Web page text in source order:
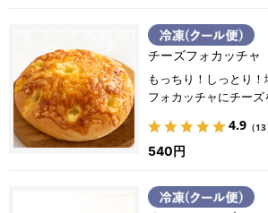
チーズフォカッチャ
もっちり！しっとり
フォカッチャにチー
4.9 （13
540円